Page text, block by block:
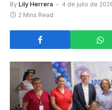
By Lily Herrera 4 de julio de
2 Mins Read